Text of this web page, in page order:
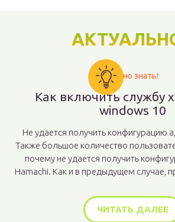
Важно знать!
Как включить службу
windows 10
Не удается получить конфигурацию
Также большое количество
почему не удается получить
Hamachi. Как и в предыдущем случае,
ЧИТАТЬ ДАЛЕЕ